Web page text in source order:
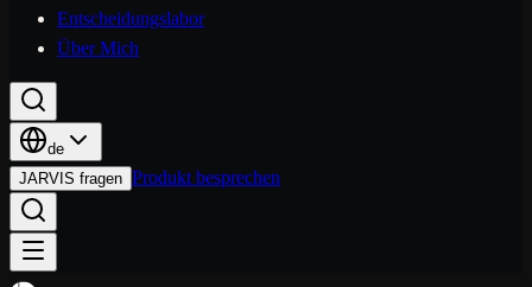
Entscheidungslabor
Über Mich
de
JARVIS fragen Produkt besprechen